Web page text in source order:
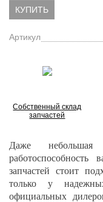
КУПИТЬ
Артикул
Собственный склад
запчастей
Даже
запчастей стоит
только у
официальных